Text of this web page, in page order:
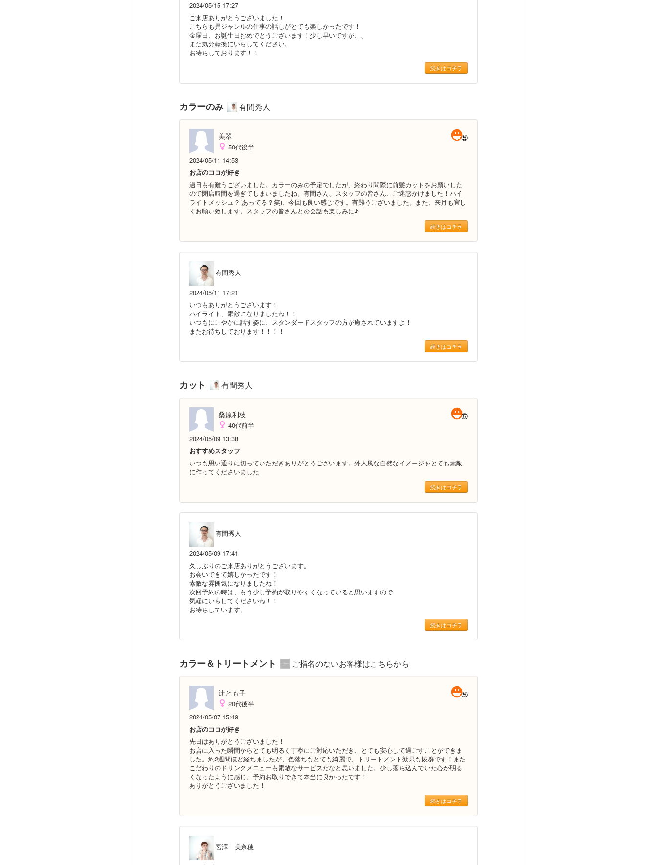
2024/05/15 17:27
ご来店ありがとうございました！
こちらも異ジャンルの仕事の話しがとても楽しかったです！
金曜日、お誕生日おめでとうございます！少し早いですが、、
また気分転換にいらしてください。
お待ちしております！！
続きはコチラ
カラーのみ 有間秀人
美翠
50代後半
2024/05/11 14:53
お店のココが好き
過日も有難うございました。カラーのみの予定でしたが、終わり間際に前髪カットをお願いした
ので閉店時間を過ぎてしまいましたね。有間さん、スタッフの皆さん、ご迷惑かけました！ハイ
ライトメッシュ？(あってる？笑)、今回も良い感じです。有難うございました。また、来月も宜し
くお願い致します。スタッフの皆さんとの会話も楽しみに♪
続きはコチラ
有間秀人
2024/05/11 17:21
いつもありがとうございます！
ハイライト、素敵になりましたね！！
いつもにこやかに話す姿に、スタンダードスタッフの方が癒されていますよ！
またお待ちしております！！！！
続きはコチラ
カット 有間秀人
桑原利枝
40代前半
2024/05/09 13:38
おすすめスタッフ
いつも思い通りに切っていただきありがとうございます。外人風な自然なイメージをとても素敵
に作ってくださいました
続きはコチラ
有間秀人
2024/05/09 17:41
久しぶりのご来店ありがとうございます。
お会いできて嬉しかったです！
素敵な雰囲気になりましたね！
次回予約の時は、もう少し予約が取りやすくなっていると思いますので、
気軽にいらしてくださいね！！
お待ちしています。
続きはコチラ
カラー＆トリートメント ご指名のないお客様はこちらから
辻とも子
20代後半
2024/05/07 15:49
お店のココが好き
先日はありがとうございました！
お店に入った瞬間からとても明るく丁寧にご対応いただき、とても安心して過ごすことができま
した。約2週間ほど経ちましたが、色落ちもとても綺麗で、トリートメント効果も抜群です！また
こだわりのドリンクメニューも素敵なサービスだなと思いました。少し落ち込んでいた心が明る
くなったように感じ、予約お取りできて本当に良かったです！
ありがとうございました！
続きはコチラ
宮澤 美奈穂